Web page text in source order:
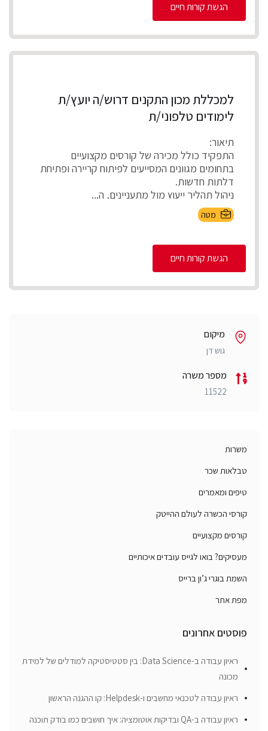
הגשת קורות חיים
למכללת מכון התקנים דרוש/ה יועץ/ת
לימודים טלפוני/ת
תיאור:
התפקיד כולל מכירה של קורסים מקצועיים
בתחומים מגוונים המסייעים לפיתוח קריירה ופתיחת
דלתות חדשות.
ניהול תהליך ייעוץ מול מתעניינים, ה...
מטה
הגשת קורות חיים
מיקום
גוש דן
מספר משרה
11522
משרות
טבלאות שכר
טיפים ומאמרים
קורסי הכשרה לעולם ההייטק
קורסים מקצועיים
מעסיקים? בואו לגייס עובדים איכותיים
השמת בוגרי ג’ון ברייס
מפת אתר
פוסטים אחרונים
ראיון עבודה ב-Data Science: בין סטטיסטיקה למודלים של למידת
מכונה
ראיון עבודה לטכנאי מחשבים ו-Helpdesk: קו ההגנה הראשון
ראיון עבודה ב-QA ובדיקות אוטומציה: איך חושבים כמו בודק תוכנה